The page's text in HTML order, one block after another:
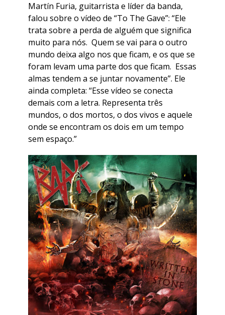
Martín Furia, guitarrista e líder da banda,
falou sobre o vídeo de “To The Gave”: “Ele
trata sobre a perda de alguém que significa
muito para nós. Quem se vai para o outro
mundo deixa algo nos que ficam, e os que se
foram levam uma parte dos que ficam. Essas
almas tendem a se juntar novamente”. Ele
ainda completa: “Esse vídeo se conecta
demais com a letra. Representa três
mundos, o dos mortos, o dos vivos e aquele
onde se encontram os dois em um tempo
sem espaço.”